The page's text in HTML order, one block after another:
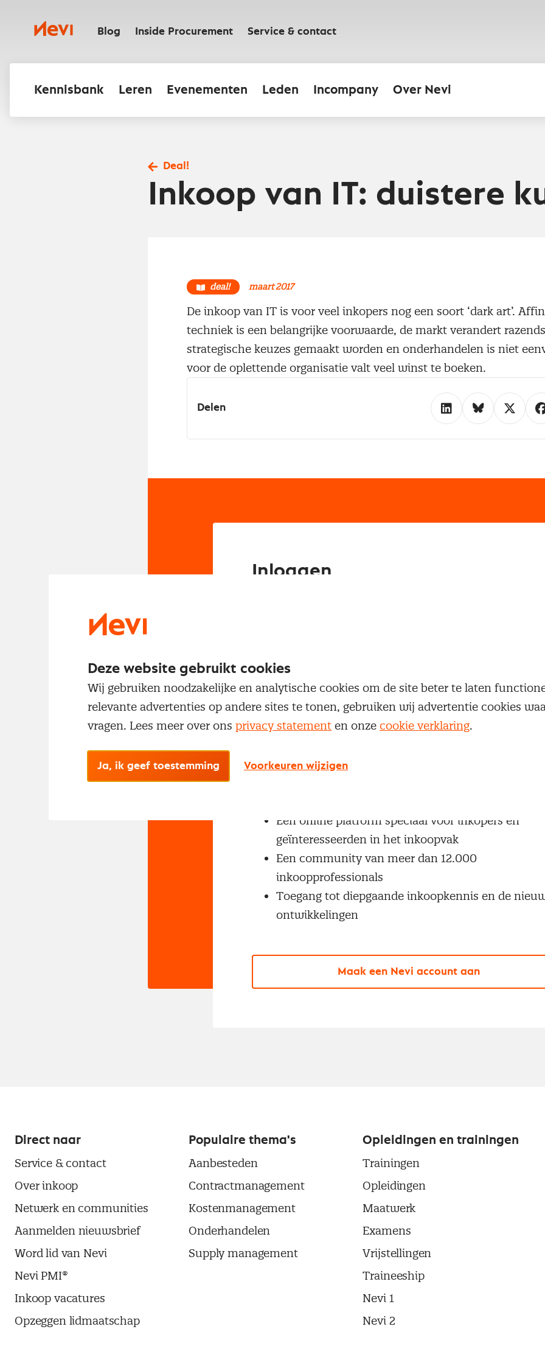
inhoudNevi Blog Inside Procurement Service & contact
Kennisbank Leren Evenementen Leden Incompany Over Nevi
Deal!
Inkoop van IT: duistere
deal! maart 2017
De inkoop van IT is voor veel inkopers nog een soort ‘dark art’.
techniek is een belangrijke voorwaarde, de markt verandert
strategische keuzes gemaakt worden en onderhandelen is niet
voor de oplettende organisatie valt veel winst te boeken.
Delen
Inloggen
Nog geen Nevi account?
Een online platform speciaal voor inkopers en
geïnteresseerden in het inkoopvak
Een community van meer dan 12.000
inkoopprofessionals
Toegang tot diepgaande inkoopkennis en de
ontwikkelingen
Maak een Nevi account aan
Direct naar
Service & contact
Over inkoop
Netwerk en communities
Aanmelden nieuwsbrief
Word lid van Nevi
Nevi PMI®
Inkoop vacatures
Opzeggen lidmaatschap
Populaire thema's
Aanbesteden
Contractmanagement
Kostenmanagement
Onderhandelen
Supply management
Opleidingen en trainingen
Trainingen
Opleidingen
Maatwerk
Examens
Vrijstellingen
Traineeship
Nevi 1
Nevi 2
Deze website gebruikt cookies
Wij gebruiken noodzakelijke en analytische cookies om de site beter te laten
relevante advertenties op andere sites te tonen, gebruiken wij advertentie cookies
vragen. Lees meer over ons privacy statement en onze cookie verklaring.
Ja, ik geef toestemming Voorkeuren wijzigen